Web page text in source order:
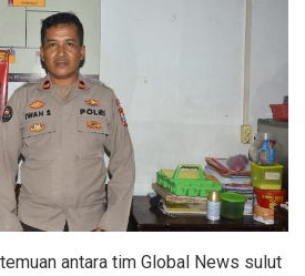
antara tim Global News sulut